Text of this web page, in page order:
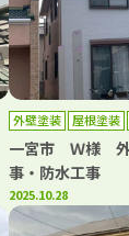
外壁塗装 屋根塗装
一宮市 Ｗ様 外
事・防水工事
2025.10.28